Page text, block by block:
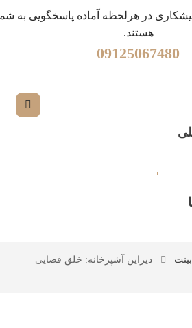
در هرلحظه آماده پاسخگویی به
هستند.
09125067480
دیزاین آشپزخانه: خلق فضایی